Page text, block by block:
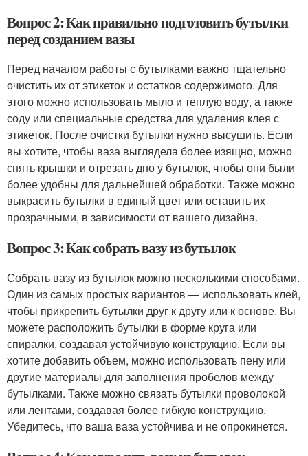
Вопрос 2: Как правильно подготовить бутылки
перед созданием вазы
Перед началом работы с бутылками важно тщательно
очистить их от этикеток и остатков содержимого. Для
этого можно использовать мыло и теплую воду, а также
соду или специальные средства для удаления клея с
этикеток. После очистки бутылки нужно высушить. Если
вы хотите, чтобы ваза выглядела более изящно, можно
снять крышки и отрезать дно у бутылок, чтобы они были
более удобны для дальнейшей обработки. Также можно
выкрасить бутылки в единый цвет или оставить их
прозрачными, в зависимости от вашего дизайна.
Вопрос 3: Как собрать вазу из бутылок
Собрать вазу из бутылок можно несколькими способами.
Один из самых простых вариантов — использовать клей,
чтобы прикрепить бутылки друг к другу или к основе. Вы
можете расположить бутылки в форме круга или
спиралки, создавая устойчивую конструкцию. Если вы
хотите добавить объем, можно использовать пену или
другие материалы для заполнения пробелов между
бутылками. Также можно связать бутылки проволокой
или лентами, создавая более гибкую конструкцию.
Убедитесь, что ваша ваза устойчива и не опрокинется.